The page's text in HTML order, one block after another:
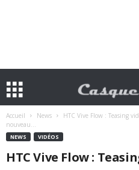
Accueil News
HTC Vive Flow : Teasing
nouveau...
NEWS VIDÉOS
HTC Vive Flow :